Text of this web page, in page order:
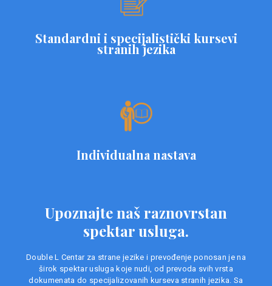
Standardni i specijalistički kursevi
stranih jezika
Individualna nastava
Upoznajte naš raznovrstan
spektar usluga.
Double L Centar za strane jezike i prevođenje ponosan je na
širok spektar usluga koje nudi, od prevoda svih vrsta
dokumenata do specijalizovanih kurseva stranih jezika. Sa